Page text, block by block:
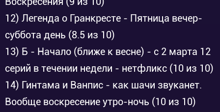
12) Легенда о Гранкресте - Пятница вечер-
суббота день (8.5 из 10)
13) Б - Начало (ближе к весне) - с 2 марта 12
серий в течении недели - нетфликс (10 из 10)
14) Гинтама и Ванпис - как шачи звуканет.
Вообще воскресение утро-ночь (10 из 10)